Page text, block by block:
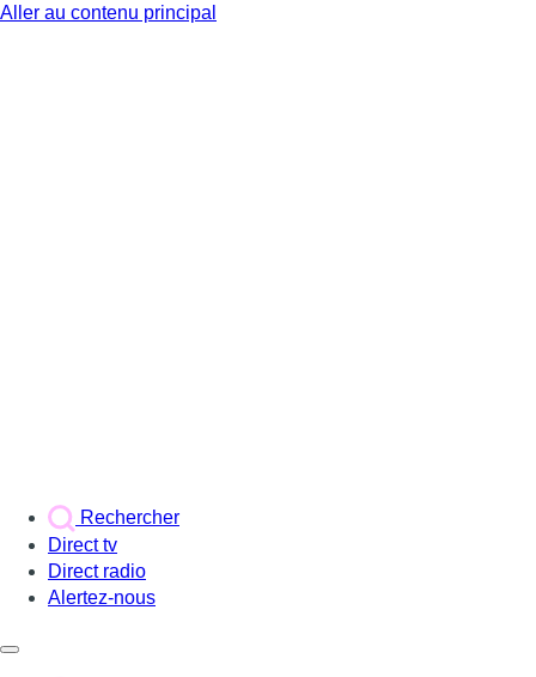
Aller au contenu principal
Rechercher
Direct tv
Direct radio
Alertez-nous